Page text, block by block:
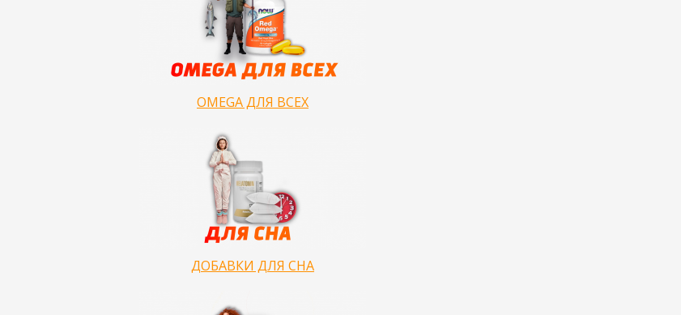
OMEGA ДЛЯ ВСЕХ
ДОБАВКИ ДЛЯ СНА